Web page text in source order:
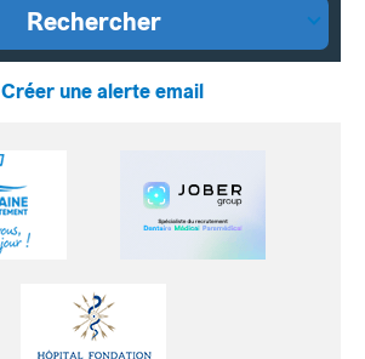
Créer une alerte email